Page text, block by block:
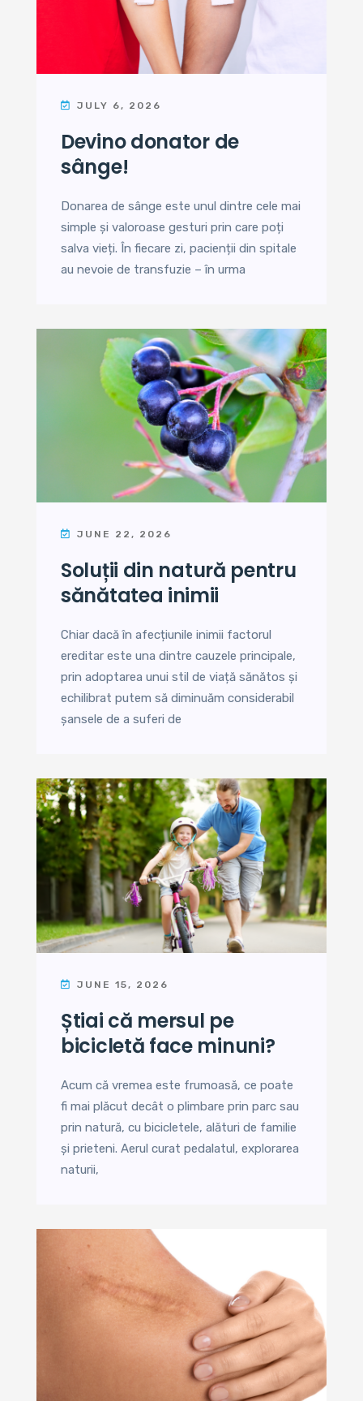
JULY 6, 2026
devino donator de
sânge!
Donarea de sânge este unul dintre cele mai
simple și valoroase gesturi prin care poți
salva vieți. În fiecare zi, pacienții din spitale
au nevoie de transfuzie – în urma
JUNE 22, 2026
soluții din natură pentru
sănătatea inimii
Chiar dacă în afecțiunile inimii factorul
ereditar este una dintre cauzele principale,
prin adoptarea unui stil de viață sănătos și
echilibrat putem să diminuăm considerabil
șansele de a suferi de
JUNE 15, 2026
știai că mersul pe
bicicletă face minuni?
Acum că vremea este frumoasă, ce poate
fi mai plăcut decât o plimbare prin parc sau
prin natură, cu bicicletele, alături de familie
și prieteni. Aerul curat pedalatul, explorarea
naturii,